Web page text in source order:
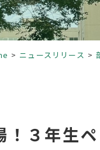
ニュースリリース
３年生ペ